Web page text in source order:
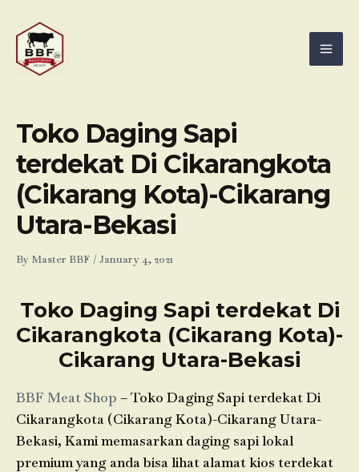
content
Toko Daging Sapi
terdekat Di Cikarangkota
(Cikarang Kota)-Cikarang
Utara-Bekasi
By Master BBF /January 4, 2021
Toko Daging Sapi terdekat Di
Cikarangkota (Cikarang Kota)-
Cikarang Utara-Bekasi
BBF Meat Shop – Toko Daging Sapi terdekat Di
Cikarangkota (Cikarang Kota)-Cikarang Utara-
Bekasi, Kami memasarkan daging sapi lokal
premium yang anda bisa lihat alamat kios terdekat